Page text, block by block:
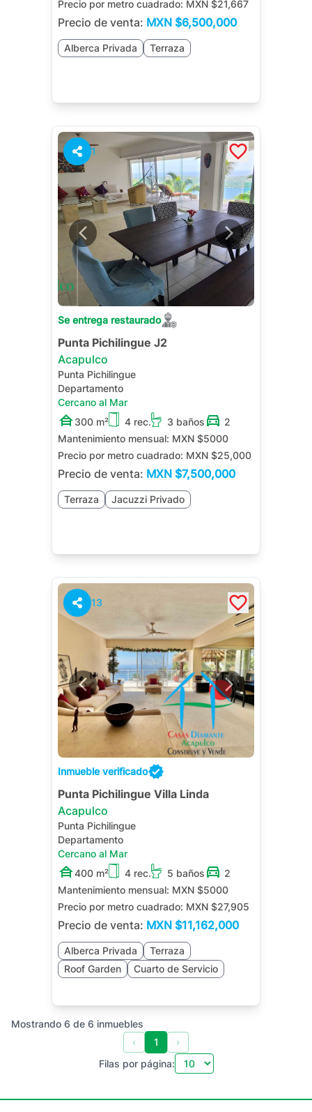
Precio por metro cuadrado: MXN $21,667
Precio de venta: MXN $6,500,000
Alberca Privada Terraza
1
Se entrega restaurado
Punta Pichilingue J2
Acapulco
Punta Pichilingue
Departamento
Cercano al Mar
300 m²
4 rec. 3 baños
2
Mantenimiento mensual: MXN $5000
Precio por metro cuadrado: MXN $25,000
Precio de venta: MXN $7,500,000
Terraza Jacuzzi Privado
13
Inmueble verificado
Punta Pichilingue Villa Linda
Acapulco
Punta Pichilingue
Departamento
Cercano al Mar
400 m²
4 rec. 5 baños
2
Mantenimiento mensual: MXN $5000
Precio por metro cuadrado: MXN $27,905
Precio de venta: MXN $11,162,000
Alberca Privada
Terraza
Roof Garden
Cuarto de Servicio
Mostrando 6 de 6 inmuebles
‹
1
›
Filas por página: